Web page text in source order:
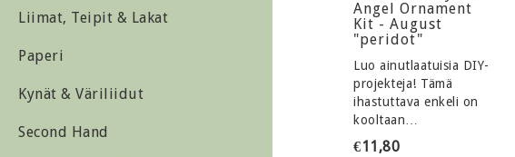
Liimat, Teipit & Lakat
Paperi
Kynät & Väriliidut
Second Hand
Angel Ornament
Kit - August
"peridot"
Luo ainutlaatuisia DIY-
projekteja! Tämä
ihastuttava enkeli on
kooltaan…
€11,80